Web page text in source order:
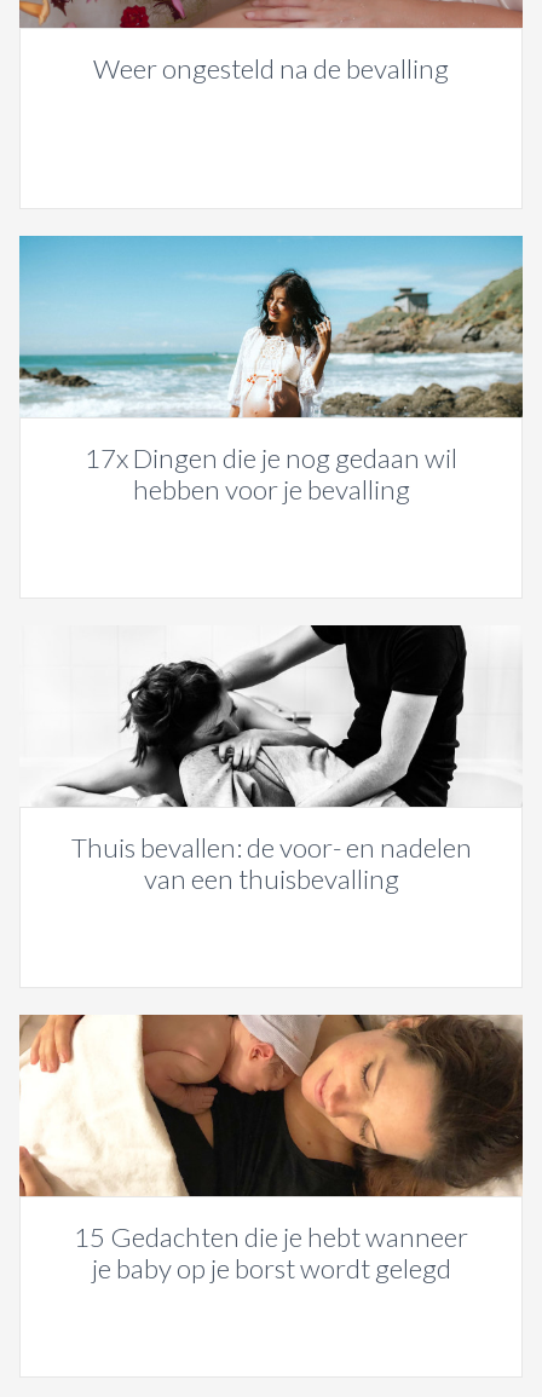
Weer ongesteld na de bevalling
17x Dingen die je nog gedaan wil
hebben voor je bevalling
Thuis bevallen: de voor- en nadelen
van een thuisbevalling
15 Gedachten die je hebt wanneer
je baby op je borst wordt gelegd